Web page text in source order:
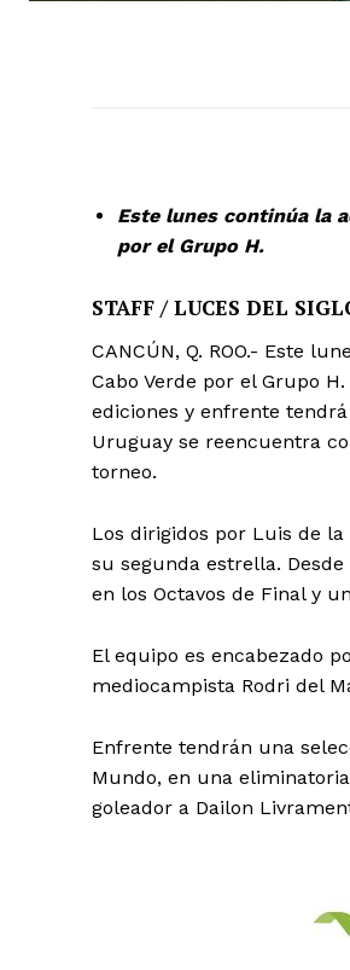
Este lunes continúa la
por el Grupo H.
STAFF / LUCES DEL
CANCÚN, Q. ROO.- Este
Cabo Verde por el Grupo
ediciones y enfrente
Uruguay se reencuentra
torneo.
Los dirigidos por Luis de
su segunda estrella.
en los Octavos de Final y
El equipo es encabezado
mediocampista Rodri del
Enfrente tendrán una
Mundo, en una
goleador a Dailon